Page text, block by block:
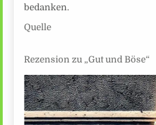
bedanken.
Quelle
Rezension zu „Gut und Böse“